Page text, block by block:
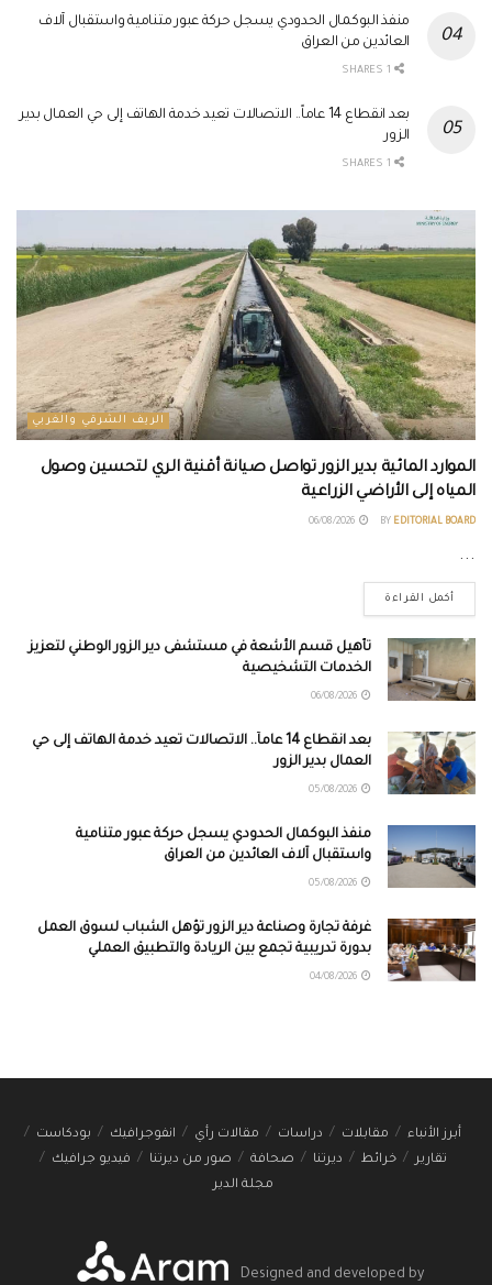
منفذ البوكمال الحدودي يسجل حركة عبور متنامية واستقبال آلاف
العائدين من العراق
بعد انقطاع 14 عاماً.. الاتصالات تعيد خدمة الهاتف إلى حي العمال بدير
الزور
الريف الشرقي والغربي
الموارد المائية بدير الزور تواصل صيانة أقنية الري لتحسين وصول
المياه إلى الأراضي الزراعية
BY EDITORIAL BOARD
...
أكمل القراءة
تأهيل قسم الأشعة في مستشفى دير الزور الوطني لتعزيز
الخدمات التشخيصية
بعد انقطاع 14 عاماً.. الاتصالات تعيد خدمة الهاتف إلى حي
العمال بدير الزور
منفذ البوكمال الحدودي يسجل حركة عبور متنامية
واستقبال آلاف العائدين من العراق
غرفة تجارة وصناعة دير الزور تؤهل الشباب لسوق العمل
بدورة تدريبية تجمع بين الريادة والتطبيق العملي
أبرز الأنباء مقابلات دراسات مقالات رأي انفوجرافيك
بودكاست
تقارير
خرائط ديرتنا صحافة صور من ديرتنا
فيديو جرافيك
مجلة الدير
Designed and developed by